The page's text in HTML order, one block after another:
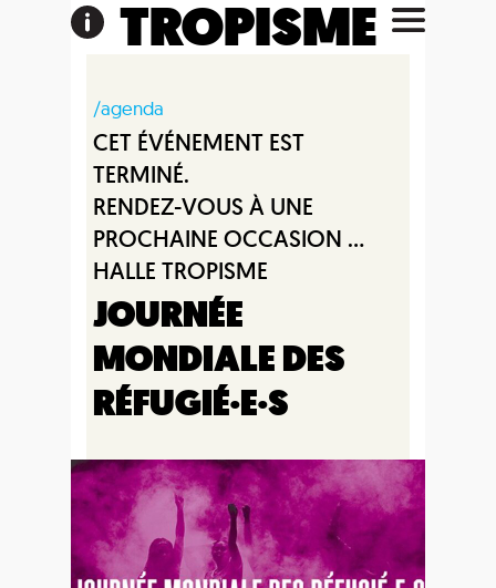
TROPISME
/agenda
CET ÉVÉNEMENT EST
TERMINÉ.
RENDEZ-VOUS À UNE
PROCHAINE OCCASION ...
HALLE TROPISME
JOURNÉE
MONDIALE DES
RÉFUGIÉ·E·S